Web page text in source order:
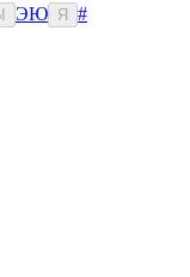
ЭЮ Я
#